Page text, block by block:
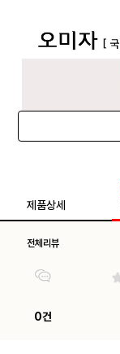
제품상세
전체리뷰
0건